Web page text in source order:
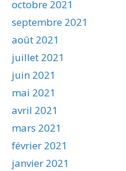
octobre 2021
septembre 2021
août 2021
juillet 2021
juin 2021
mai 2021
avril 2021
mars 2021
février 2021
janvier 2021